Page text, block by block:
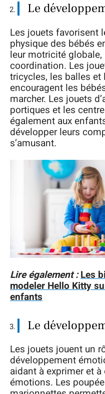
Le
Les jouets favorisent
physique des bébés
leur motricité
coordination. Les
tricycles, les balles et
encouragent les
marcher. Les jouets
portiques et les
également aux
développer leurs
s’amusant.
Lire également :Les
modeler Hello Kitty
enfants
Le
Les jouets jouent un
développement
aidant à exprimer et
émotions. Les